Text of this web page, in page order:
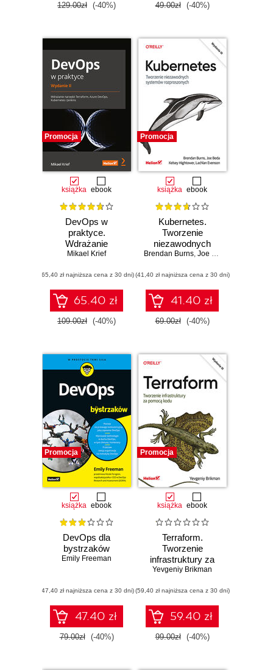
129.00zł (-40%) 49.00zł (-40%)
Promocja
książka ebook
DevOps w
praktyce.
Wdrażanie
narzędzi
DevOps,
Kubernetes i
Jenkins. Wydanie
II
Mikael Krief
(65,40 zł najniższa cena z 30 dni)
65.40 zł
109.00zł (-40%)
Promocja
książka ebook
Kubernetes.
Tworzenie
niezawodnych
systemów
Wydanie III
Brendan Burns, Joe Beda
(41,40 zł najniższa cena z 30 dni)
41.40 zł
69.00zł (-40%)
Promocja
książka ebook
DevOps dla
bystrzaków
Emily Freeman
(47,40 zł najniższa cena z 30 dni)
47.40 zł
79.00zł (-40%)
Promocja
książka ebook
Terraform.
Tworzenie
infrastruktury za
pomocą kodu.
Yevgeniy Brikman
(59,40 zł najniższa cena z 30 dni)
59.40 zł
99.00zł (-40%)